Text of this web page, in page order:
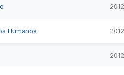
2012
Humanos 2012
2012